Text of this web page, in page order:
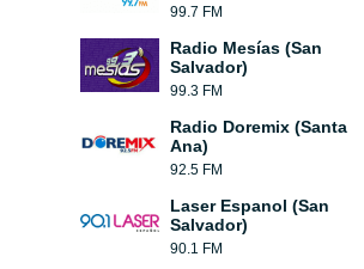
99.7 FM
Radio Mesías (San
Salvador)
99.3 FM
Radio Doremix (Santa
Ana)
92.5 FM
Laser Espanol (San
Salvador)
90.1 FM